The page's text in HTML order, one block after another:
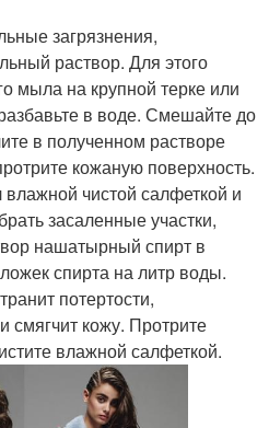
загрязнения,
раствор. Для этого
мыла на крупной терке или
в воде. Смешайте до
в полученном растворе
кожаную поверхность.
чистой салфеткой и
засаленные участки,
нашатырный спирт в
спирта на литр воды.
потертости,
смягчит кожу. Протрите
влажной салфеткой.